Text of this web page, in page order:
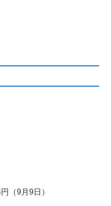
（9月9日）